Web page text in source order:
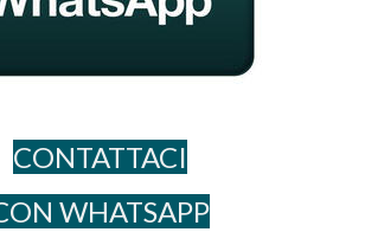
CONTATTACI
WHATSAPP